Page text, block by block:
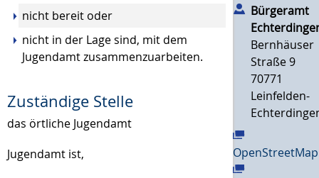
nicht bereit oder
nicht in der Lage sind, mit dem
Jugendamt zusammenzuarbeiten.
Zuständige Stelle
das örtliche Jugendamt
Jugendamt ist,
Bürgeramt
Bernhäuser
Straße 9
70771
Leinfelden-
OpenStreetMap